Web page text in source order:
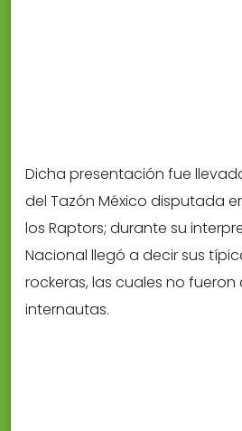
Dicha presentación fue
del Tazón México disputada
los Raptors; durante su
Nacional llegó a decir sus
rockeras, las cuales no
internautas.